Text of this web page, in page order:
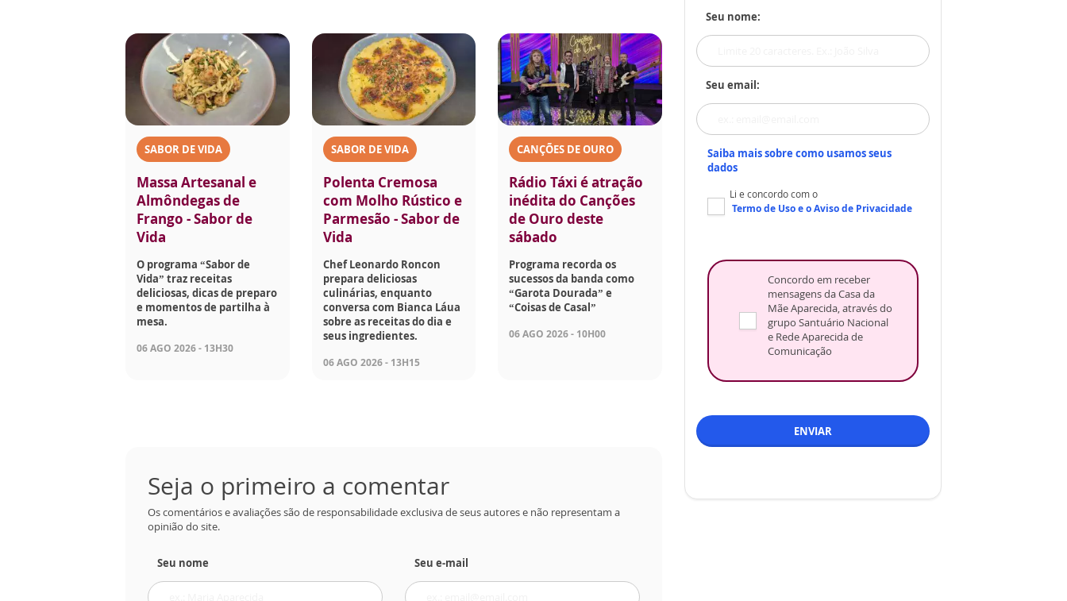
SABOR DE VIDA
Massa Artesanal e
Almôndegas de
Frango - Sabor de
Vida
O programa “Sabor de
Vida” traz receitas
deliciosas, dicas de preparo
e momentos de partilha à
mesa.
06 AGO 2026 - 13H30
SABOR DE VIDA
Polenta Cremosa
com Molho Rústico e
Parmesão - Sabor de
Vida
Chef Leonardo Roncon
prepara deliciosas
culinárias, enquanto
conversa com Bianca Láua
sobre as receitas do dia e
seus ingredientes.
06 AGO 2026 - 13H15
CANÇÕES DE OURO
Rádio Táxi é atração
inédita do Canções
de Ouro deste
sábado
Programa recorda os
sucessos da banda como
“Garota Dourada” e
“Coisas de Casal”
06 AGO 2026 - 10H00
Seja o primeiro a comentar
Os comentários e avaliações são de responsabilidade exclusiva de seus autores e não representam a
opinião do site.
Seu nome Seu e-mail
Seu nome:
Seu email:
Saiba mais sobre como usamos seus
dados
Li e concordo com o
Termo de Usoe oAviso de Privacidade
Concordo em receber
mensagens da Casa da
Mãe Aparecida, através do
grupo Santuário Nacional
e Rede Aparecida de
Comunicação
ENVIAR